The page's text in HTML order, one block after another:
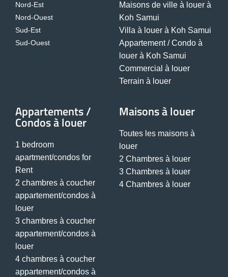
Nord-Est
Nord-Ouest
Sud-Est
Sud-Ouest
Maisons de ville à louer à
Koh Samui
Villa à louer à Koh Samui
Appartement / Condo à
louer à Koh Samui
Commercial à louer
Terrain à louer
Appartements /
Condos à louer
1 bedroom
apartment/condos for
Rent
2 chambres à coucher
appartement/condos à
louer
3 chambres à coucher
appartement/condos à
louer
4 chambres à coucher
appartement/condos à
Maisons à louer
Toutes les maisons à
louer
2 Chambres à louer
3 Chambres à louer
4 Chambres à louer